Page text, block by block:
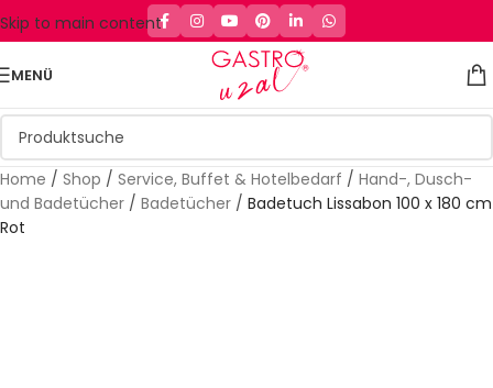
Skip to main content
MENÜ
Home / Shop / Service, Buffet & Hotelbedarf / Hand-, Dusch-
und Badetücher / Badetücher / Badetuch Lissabon 100 x 180 cm
Rot